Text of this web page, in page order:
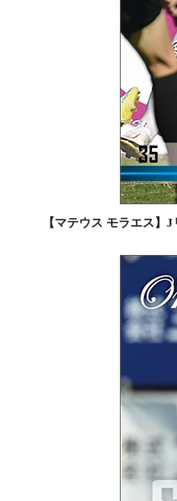
【マテウス モラエス】J